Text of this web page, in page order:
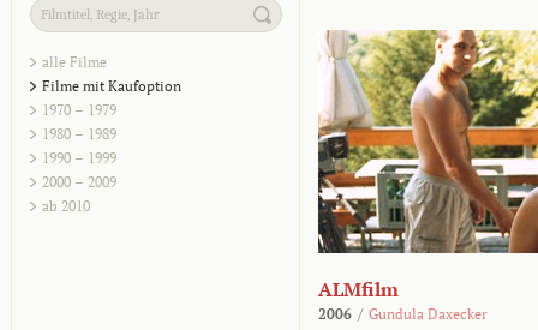
alle Filme
Filme mit Kaufoption
1970 – 1979
1980 – 1989
1990 – 1999
2000 – 2009
ab 2010
ALMfilm
2006 / Gundula Daxecker